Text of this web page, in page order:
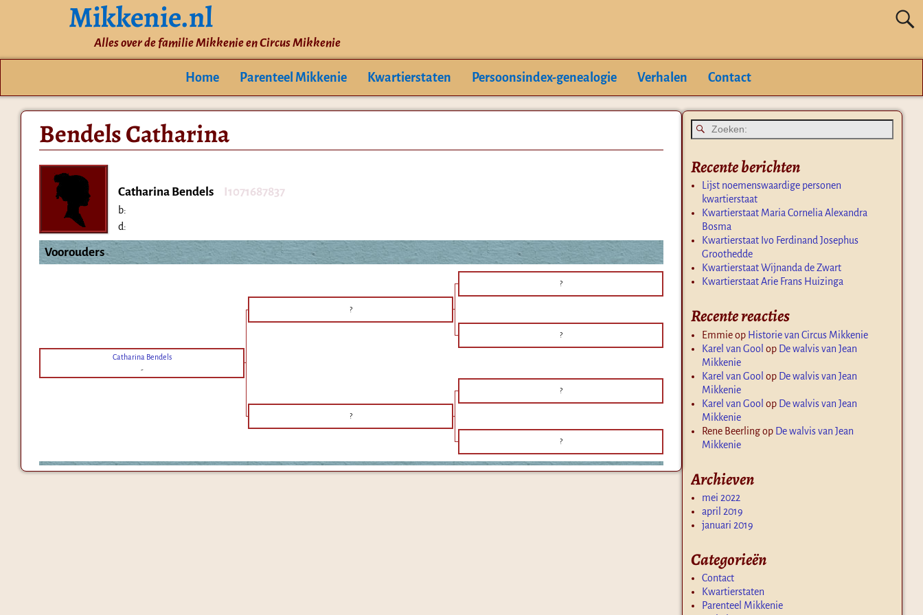
Mikkenie.nl
Alles over de familie Mikkenie en Circus Mikkenie
Home Parenteel Mikkenie Kwartierstaten Persoonsindex-genealogie Verhalen Contact
Bendels Catharina
Catharina Bendels I1071687837
b:
d:
Voorouders
?
?
?
Catharina Bendels
-
?
?
?
Recente berichten
Lijst noemenswaardige personen
kwartierstaat
Kwartierstaat Maria Cornelia Alexandra
Bosma
Kwartierstaat Ivo Ferdinand Josephus
Groothedde
Kwartierstaat Wijnanda de Zwart
Kwartierstaat Arie Frans Huizinga
Recente reacties
Emmieop Historie van Circus Mikkenie
Karel van Gool op De walvis van Jean
Mikkenie
Karel van Gool op De walvis van Jean
Mikkenie
Karel van Gool op De walvis van Jean
Mikkenie
Rene Beerlingop De walvis van Jean
Mikkenie
Archieven
mei 2022
april 2019
januari 2019
Categorieën
Contact
Kwartierstaten
Parenteel Mikkenie